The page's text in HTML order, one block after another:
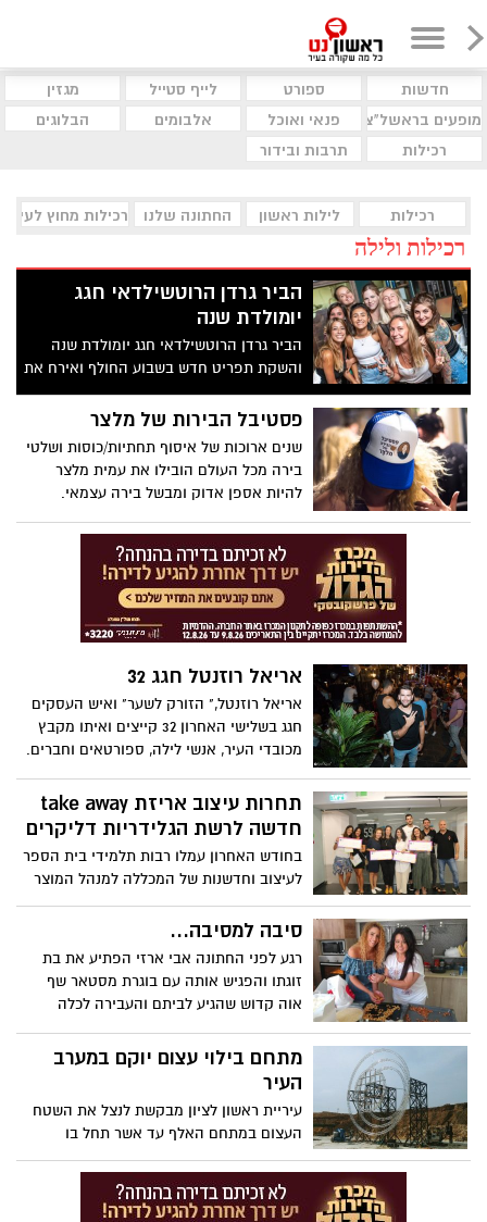
חדשות ספורט לייף סטייל
מגזין
מופעים בראשל"צ
פנאי ואוכל אלבומים
הבלוגים
רכילות
תרבות ובידור
רכילות לילות ראשון החתונה שלנו רכילות מחוץ לעיר
רכילות ולילה
הביר גרדן הרוטשילדאי חגג
יומולדת שנה
הביר גרדן הרוטשילדאי חגג יומולדת שנה
והשקת תפריט חדש בשבוע החולף ואירח את
הקולגות הבליינים וחובבי הבירות לערב מסכם
של שנה מוצלחת.
פסטיבל הבירות של מלצר
שנים ארוכות של איסוף תחתיות/כוסות ושלטי
בירה מכל העולם הובילו את עמית מלצר
להיות אספן אדוק ומבשל בירה עצמאי.
אריאל רוזנטל חגג 32
אריאל רוזנטל," הזורק לשער" ואיש העסקים
חגג בשלישי האחרון 32 קייצים ואיתו מקבץ
מכובדי העיר, אנשי לילה, ספורטאים וחברים.
תחרות עיצוב אריזת take away
חדשה לרשת הגלידריות דליקרים
בחודש האחרון עמלו רבות תלמידי בית הספר
לעיצוב וחדשנות של המכללה למנהל המוצר
במכללה למנהל במסגרת תחרות עיצוב אריזת
take away חדשה לרשת הגלידריות דליקרים.
סיבה למסיבה...
רגע לפני החתונה אבי ארזי הפתיע את בת
זוגתו והפגיש אותה עם בוגרת מסטאר שף
אוה קדוש שהגיע לביתם והעבירה לכלה
ומאפים ייחודים
מתחם בילוי עצום יוקם במערב
העיר
עיריית ראשון לציון מבקשת לנצל את השטח
העצום במתחם האלף עד אשר תחל בו
הבנייה * מכרז שפורסם הזמין יזמים להקים
מתחם בילוי לצעירים * היזם שזכה מקים